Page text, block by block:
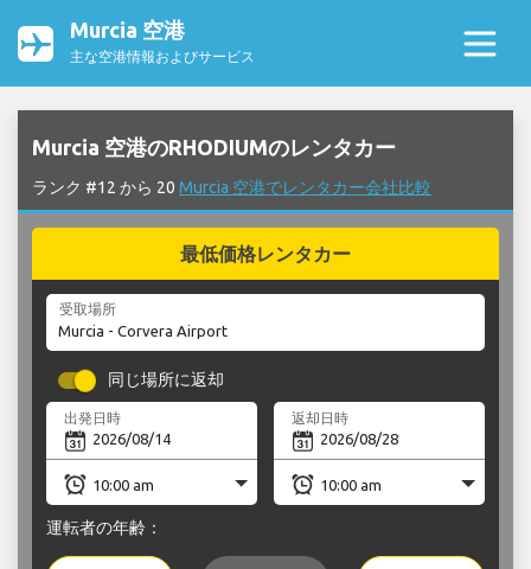
Murcia 空港
主な空港情報およびサービス
Murcia 空港のRHODIUMのレンタカー
ランク #12 から 20 Murcia 空港でレンタカー会社比較
最低価格レンタカー
受取場所
同じ場所に返却
出発日時 返却日時
運転者の年齢：